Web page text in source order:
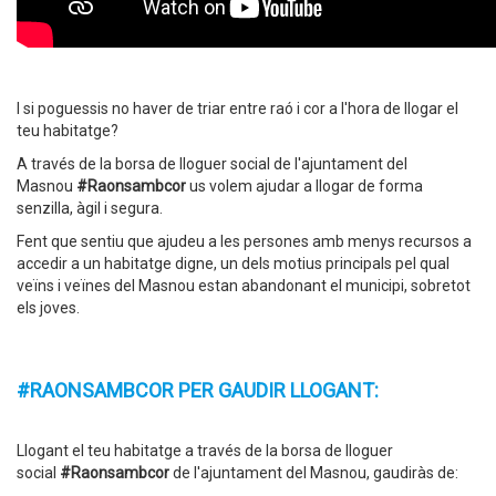
I si poguessis no haver de triar entre raó i cor a l'hora de llogar el
teu habitatge?
A través de la borsa de lloguer social de l'ajuntament del
Masnou #Raonsambcorus volem ajudar a llogar de forma
senzilla, àgil i segura.
Fent que sentiu que ajudeu a les persones amb menys recursos a
accedir a un habitatge digne, un dels motius principals pel qual
veïns i veïnes del Masnou estan abandonant el municipi, sobretot
els joves.
#RAONSAMBCOR PER GAUDIR LLOGANT:
Llogant el teu habitatge a través de la borsa de lloguer
social #Raonsambcorde l'ajuntament del Masnou, gaudiràs de: